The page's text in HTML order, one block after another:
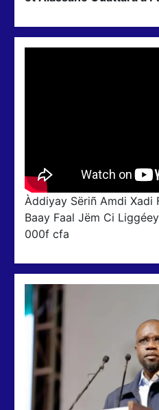
Àddiyay Sëriñ Amdi Xadi
Baay Faal Jëm Ci
000f cfa